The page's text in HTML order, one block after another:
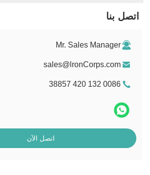
اتصل بنا
Mr. Sales Manager
sales@lronCorps.com
0086 132 420 38857
اتصل الآن